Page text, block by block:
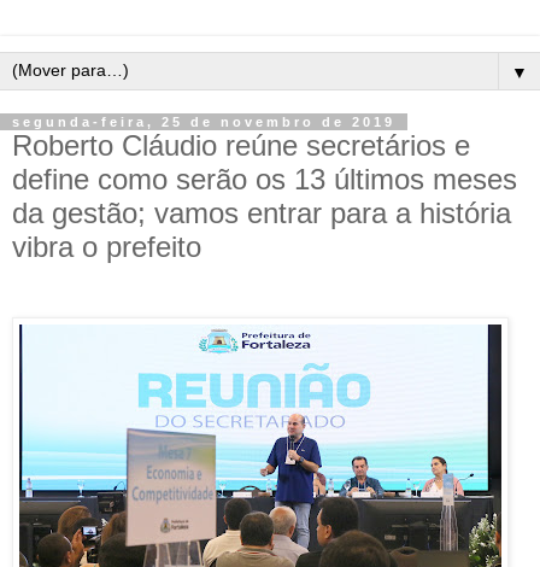
▼
segunda-feira, 25 de novembro de 2019
Roberto Cláudio reúne secretários e
define como serão os 13 últimos meses
da gestão; vamos entrar para a história
vibra o prefeito